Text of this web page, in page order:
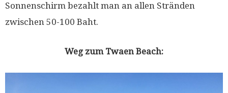
Sonnenschirm bezahlt man an allen Stränden
zwischen 50-100 Baht.
Weg zum Twaen Beach: